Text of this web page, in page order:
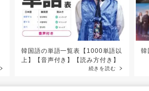
韓国語の単語一覧表【1000単語以
上】【音声付き】【読み方付き】
続きを読む
韓